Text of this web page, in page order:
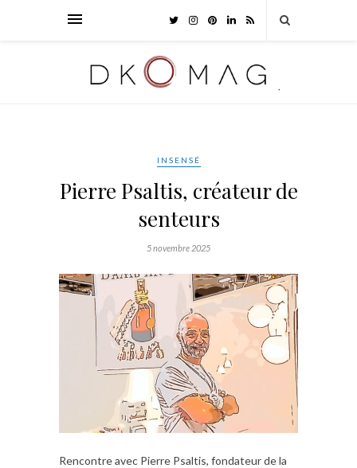
INSENSÉ
Pierre Psaltis, créateur de
senteurs
5 novembre 2025
Rencontre avec Pierre Psaltis, fondateur de la